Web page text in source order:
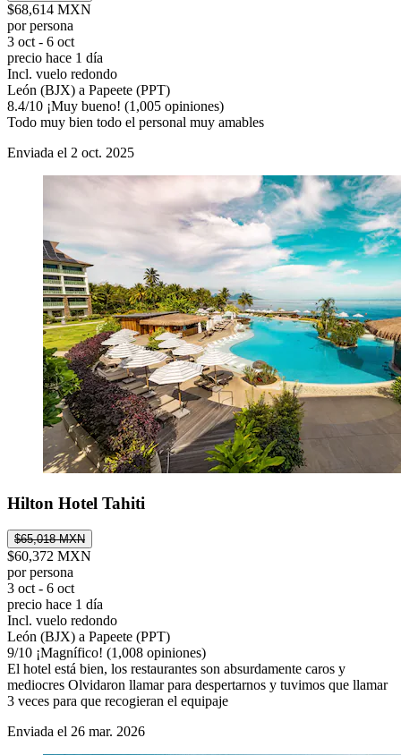
$68,614 MXN
por persona
3 oct - 6 oct
precio hace 1 día
Incl. vuelo redondo
León (BJX) a Papeete (PPT)
8.4/10 ¡Muy bueno! (1,005 opiniones)
Todo muy bien todo el personal muy amables
Enviada el 2 oct. 2025
Hilton Hotel Tahiti
$65,018 MXN
$60,372 MXN
por persona
3 oct - 6 oct
precio hace 1 día
Incl. vuelo redondo
León (BJX) a Papeete (PPT)
9/10 ¡Magnífico! (1,008 opiniones)
El hotel está bien, los restaurantes son absurdamente caros y
mediocres Olvidaron llamar para despertarnos y tuvimos que llamar
3 veces para que recogieran el equipaje
Enviada el 26 mar. 2026